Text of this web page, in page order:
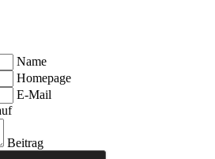
Name
Homepage
E-Mail
Beitrag